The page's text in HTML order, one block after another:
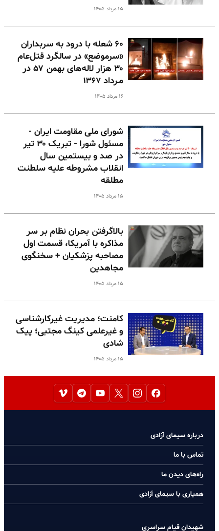
۱۵ مرداد ۱۴۰۵
۶۰ شعله با درود به سربداران
«سرموضع» در سالگرد قتل‌عام
۳۰ هزار لاله‌های بهمن ۵۷ در
مـرداد ۱۳۶۷
۱۶ مرداد ۱۴۰۵
شورای ملی مقاومت ایران -
مسئول شورا - تبریک ۳۰ تیر
در صد و بیستمین سال
انقلاب مشروطه علیه سلطنت
مطلقه
۱۵ مرداد ۱۴۰۵
بالا‌گرفتن بحران نظام بر سر
مذاکره با آمریکا، قسمت اول
مصاحبه پزشکیان + سخنگوی
مجاهدین
۱۵ مرداد ۱۴۰۵
کامنت؛ مدیریت غیرکارشناسی
و غیرعلمی کینگ مجتبی؛ پیک
شادی
۱۵ مرداد ۱۴۰۵
درباره سیمای آزادی
تماس با ما
راه‌های دیدن ما
همیاری با سیمای آزادی
شهیدان قیام سراسری